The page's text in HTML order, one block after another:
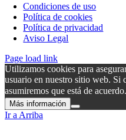
Condiciones de uso
Política de cookies
Política de privacidad
Aviso Legal
Page load link
Utilizamos cookies para
usuario en nuestro sitio web. Si
asumiremos que está de acuerdo.
Más información
Ir a Arriba